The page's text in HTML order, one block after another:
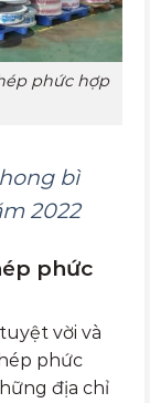
phức hợp
bì
2022
phức
vời và
phức
địa chỉ